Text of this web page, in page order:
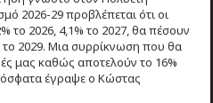
2026-29 προβλέπεται ότι οι
το 2026, 4,1% το 2027, θα πέσουν
το 2029. Μια συρρίκνωση που θα
μας καθώς αποτελούν το 16%
έγραψε ο Κώστας